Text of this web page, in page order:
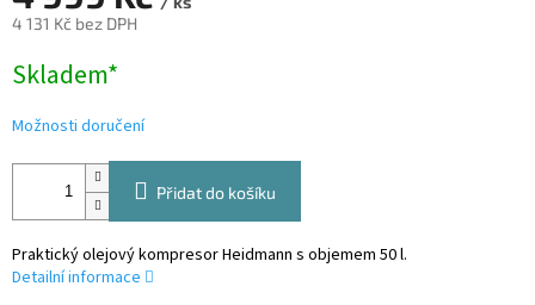
4 131 Kč bez DPH
cena:
Skladem*
Možnosti doručení
Přidat do košíku
Praktický olejový kompresor Heidmann s objemem 50 l.
Detailní informace